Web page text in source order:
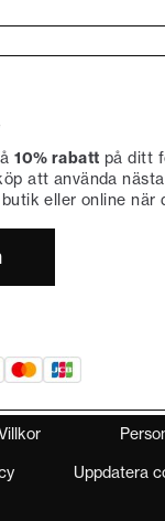
10% rabatt på ditt
att använda
eller online när
Uppdatera